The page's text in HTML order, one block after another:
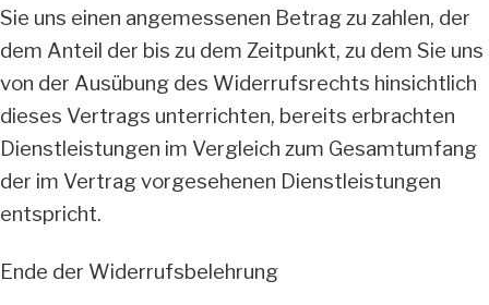
Sie uns einen angemessenen Betrag zu zahlen, der
dem Anteil der bis zu dem Zeitpunkt, zu dem Sie uns
von der Ausübung des Widerrufsrechts hinsichtlich
dieses Vertrags unterrichten, bereits erbrachten
Dienstleistungen im Vergleich zum Gesamtumfang
der im Vertrag vorgesehenen Dienstleistungen
entspricht.
Ende der Widerrufsbelehrung